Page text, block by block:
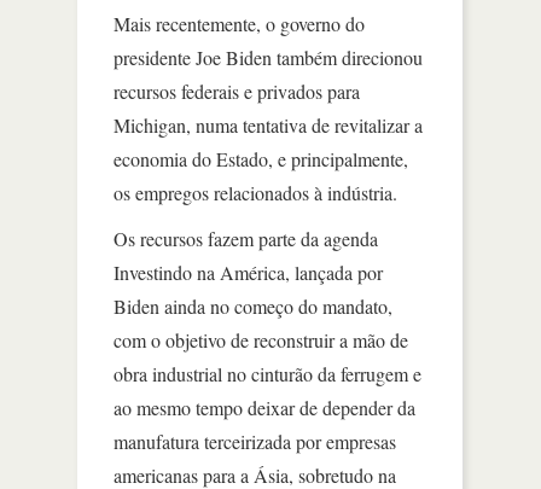
Mais recentemente, o governo do
presidente Joe Biden também direcionou
recursos federais e privados para
Michigan, numa tentativa de revitalizar a
economia do Estado, e principalmente,
os empregos relacionados à indústria.
Os recursos fazem parte da agenda
Investindo na América, lançada por
Biden ainda no começo do mandato,
com o objetivo de reconstruir a mão de
obra industrial no cinturão da ferrugem e
ao mesmo tempo deixar de depender da
manufatura terceirizada por empresas
americanas para a Ásia, sobretudo na